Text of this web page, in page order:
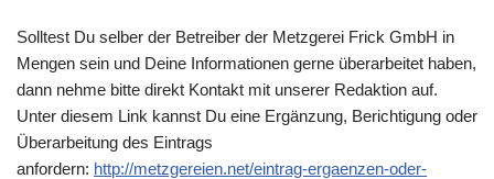
Solltest Du selber der Betreiber der Metzgerei Frick GmbH in
Mengen sein und Deine Informationen gerne überarbeitet haben,
dann nehme bitte direkt Kontakt mit unserer Redaktion auf.
Unter diesem Link kannst Du eine Ergänzung, Berichtigung oder
Überarbeitung des Eintrags
anfordern: http://metzgereien.net/eintrag-ergaenzen-oder-